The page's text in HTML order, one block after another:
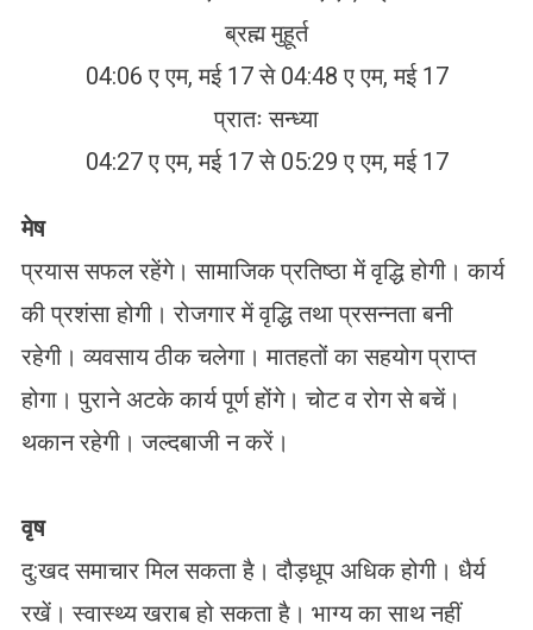
ब्रह्म मुहूर्त
04:06 ए एम, मई 17 से 04:48 ए एम, मई 17
प्रातः सन्ध्या
04:27 ए एम, मई 17 से 05:29 ए एम, मई 17
मेष
प्रयास सफल रहेंगे। सामाजिक प्रतिष्ठा में वृद्धि होगी। कार्य
की प्रशंसा होगी। रोजगार में वृद्धि तथा प्रसन्नता बनी
रहेगी। व्यवसाय ठीक चलेगा। मातहतों का सहयोग प्राप्त
होगा। पुराने अटके कार्य पूर्ण होंगे। चोट व रोग से बचें।
थकान रहेगी। जल्दबाजी न करें।
वृष
दु:खद समाचार मिल सकता है। दौड़धूप अधिक होगी। धैर्य
रखें। स्वास्थ्य खराब हो सकता है। भाग्य का साथ नहीं